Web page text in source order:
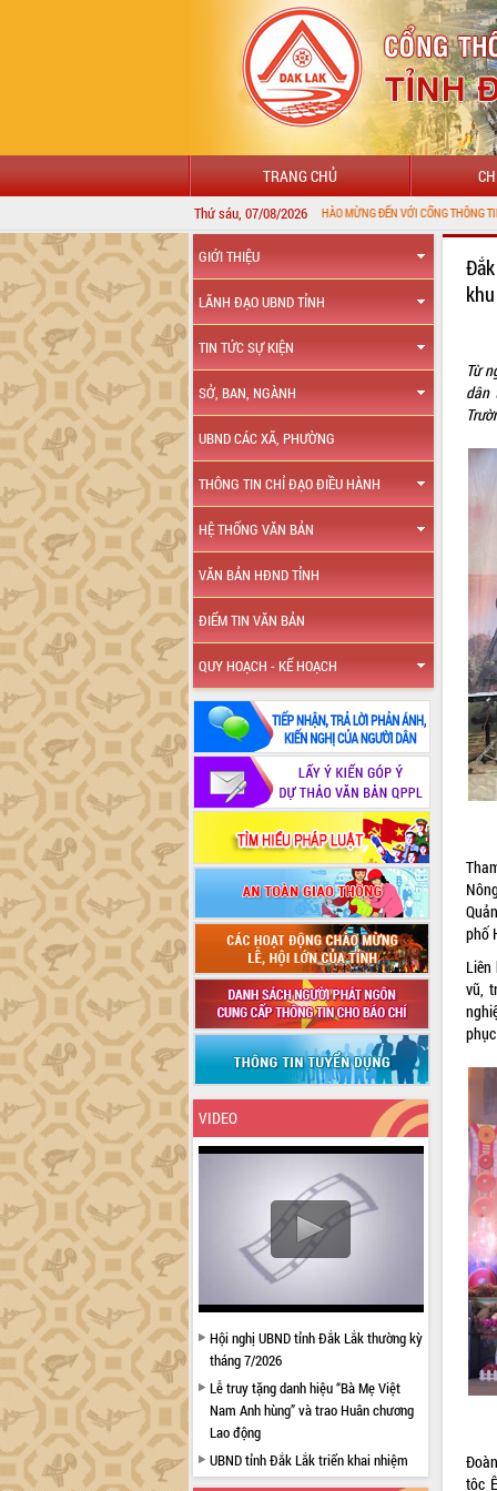
TRANG CHỦ
Thứ sáu, 07/08/2026
CHÀO MỪNG ĐẾN VỚI CỔNG THÔNG TIN ĐIỆN TỬ TỈNH
GIỚI THIỆU
LÃNH ĐẠO UBND TỈNH
TIN TỨC SỰ KIỆN
SỞ, BAN, NGÀNH
UBND CÁC XÃ, PHƯỜNG
THÔNG TIN CHỈ ĐẠO ĐIỀU HÀNH
HỆ THỐNG VĂN BẢN
VĂN BẢN HĐND TỈNH
ĐIỂM TIN VĂN BẢN
QUY HOẠCH - KẾ HOẠCH
VIDEO
Hội nghị UBND tỉnh Đắk Lắk thường kỳ
tháng 7/2026
Lễ truy tặng danh hiệu “Bà Mẹ Việt
Nam Anh hùng” và trao Huân chương
Lao động
UBND tỉnh Đắk Lắk triển khai nhiệm
vụ 6 tháng cuối năm 2026
Từ
dân
phố
Liên
vũ,
tộc